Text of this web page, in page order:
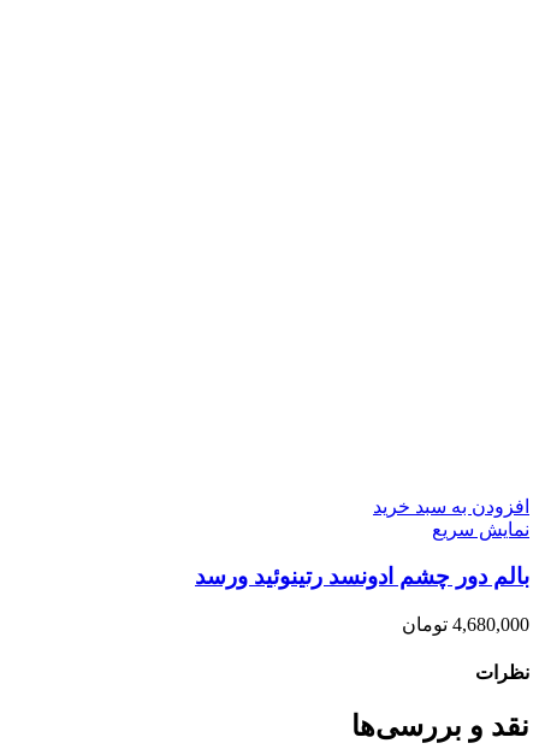
افزودن به سبد خرید
نمایش سریع
بالم دور چشم ادونسد رتینوئید ورسد
4,680,000 تومان
نظرات
نقد و بررسی‌ها